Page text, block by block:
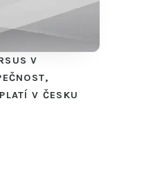
V
V ČESKU